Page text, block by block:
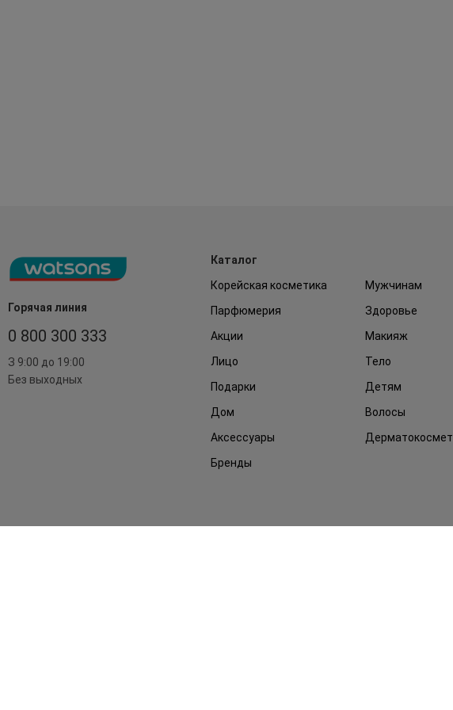
Горячая линия
0 800 300 333
З 9:00 до 19:00
Без выходных
Каталог
Корейская косметика
Мужчинам
Парфюмерия
Здоровье
Акции
Макияж
Лицо
Тело
Подарки
Детям
Дом
Волосы
Аксессуары
Бренды